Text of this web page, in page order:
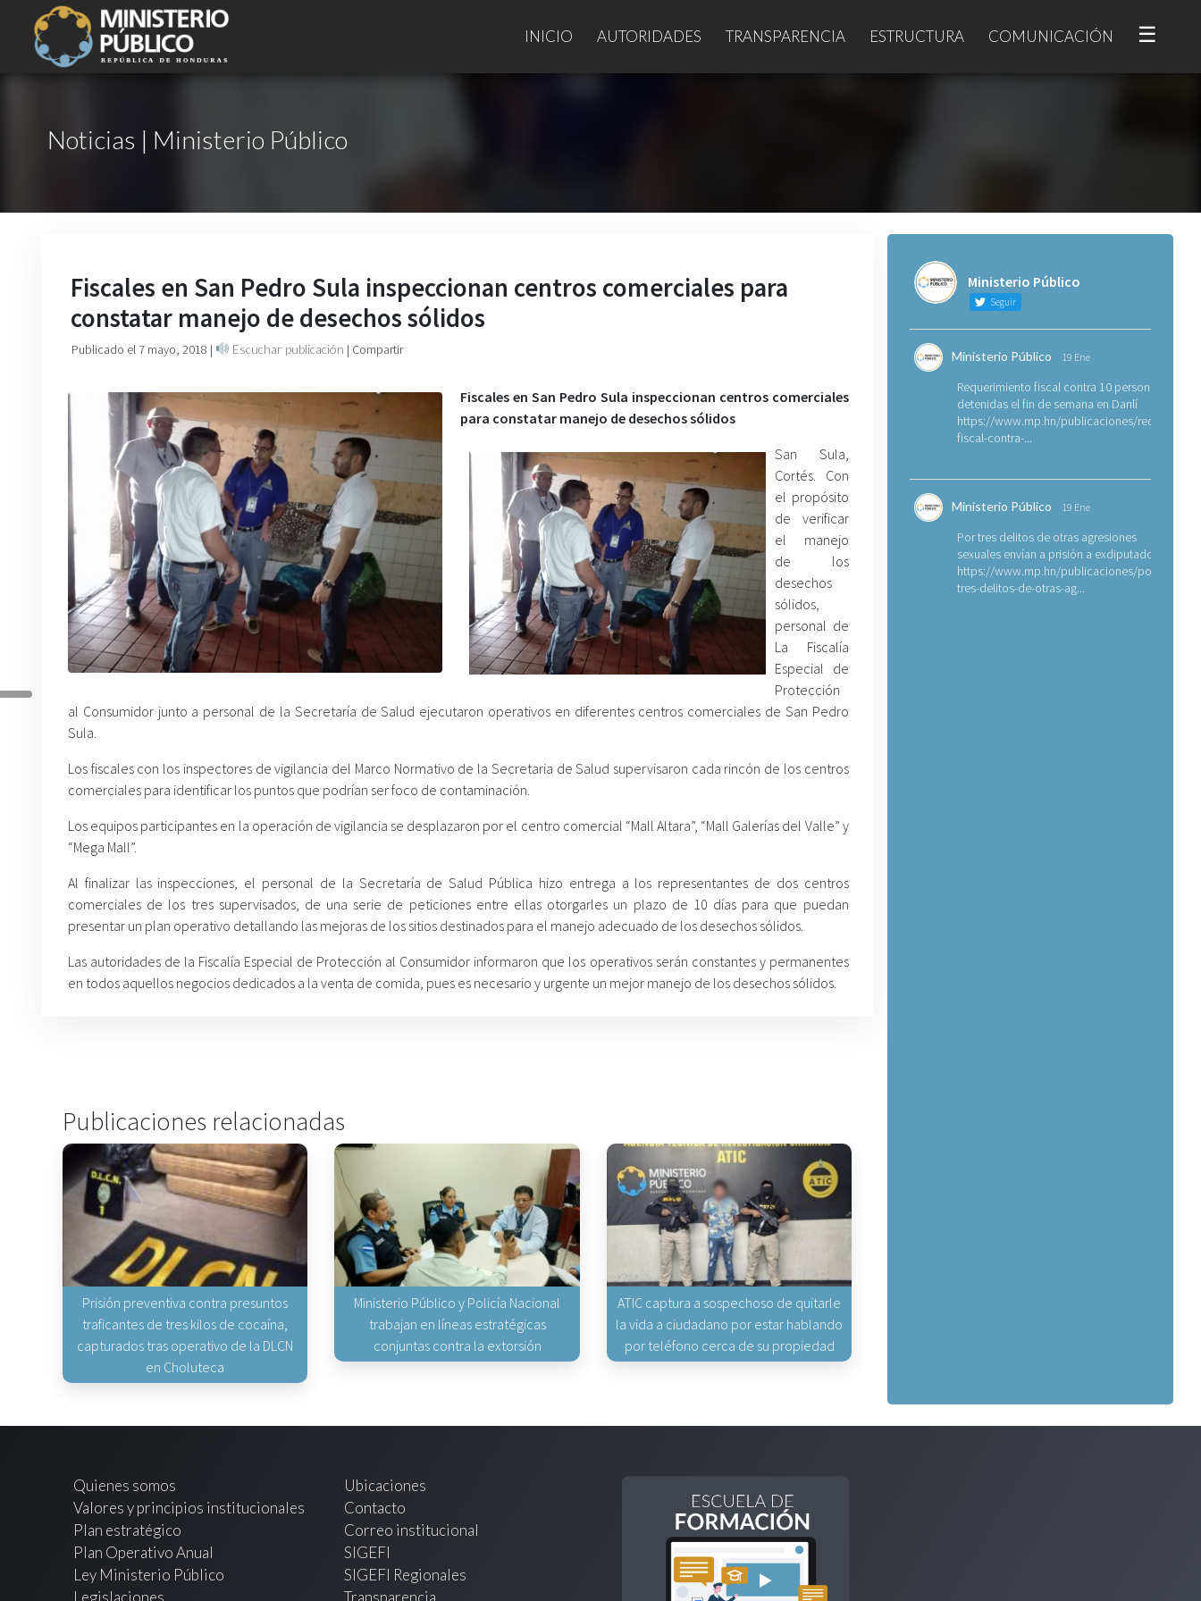
INICIO AUTORIDADES TRANSPARENCIA ESTRUCTURA COMUNICACIÓN ☰
Noticias | Ministerio Público
Fiscales en San Pedro Sula inspeccionan centros comerciales para
constatar manejo de desechos sólidos
Publicado el 7 mayo, 2018 | Escuchar publicación | Compartir
Fiscales en San Pedro Sula inspeccionan centros comerciales
para constatar manejo de desechos sólidos
San Sula,
Cortés. Con
el propósito
de verificar
el manejo
de los
desechos
sólidos,
personal de
La Fiscalía
Especial de
Protección
al Consumidor junto a personal de la Secretaría de Salud ejecutaron operativos en diferentes centros comerciales de San Pedro
Sula.
Los fiscales con los inspectores de vigilancia del Marco Normativo de la Secretaria de Salud supervisaron cada rincón de los centros
comerciales para identificar los puntos que podrían ser foco de contaminación.
Los equipos participantes en la operación de vigilancia se desplazaron por el centro comercial “Mall Altara”, “Mall Galerías del Valle” y
“Mega Mall”.
Al finalizar las inspecciones, el personal de la Secretaría de Salud Pública hizo entrega a los representantes de dos centros
comerciales de los tres supervisados, de una serie de peticiones entre ellas otorgarles un plazo de 10 días para que puedan
presentar un plan operativo detallando las mejoras de los sitios destinados para el manejo adecuado de los desechos sólidos.
Las autoridades de la Fiscalía Especial de Protección al Consumidor informaron que los operativos serán constantes y permanentes
en todos aquellos negocios dedicados a la venta de comida, pues es necesario y urgente un mejor manejo de los desechos sólidos.
Publicaciones relacionadas
Prisión preventiva contra presuntos
traficantes de tres kilos de cocaína,
capturados tras operativo de la DLCN
en Choluteca
Ministerio Público y Policía Nacional
trabajan en líneas estratégicas
conjuntas contra la extorsión
ATIC captura a sospechoso de quitarle
la vida a ciudadano por estar hablando
por teléfono cerca de su propiedad
Ministerio Público
Seguir
Ministerio Público 19 Ene
Requerimiento fiscal contra 10 personas
detenidas el fin de semana en Danlí
https://www.mp.hn/publicaciones/
fiscal-contra-...
Ministerio Público 19 Ene
Por tres delitos de otras agresiones
sexuales envían a prisión a exdiputado
https://www.mp.hn/publicaciones/por-
tres-delitos-de-otras-ag...
Quienes somos
Valores y principios institucionales
Plan estratégico
Plan Operativo Anual
Ley Ministerio Público
Legislaciones
Ubicaciones
Contacto
Correo institucional
SIGEFI
SIGEFI Regionales
Transparencia